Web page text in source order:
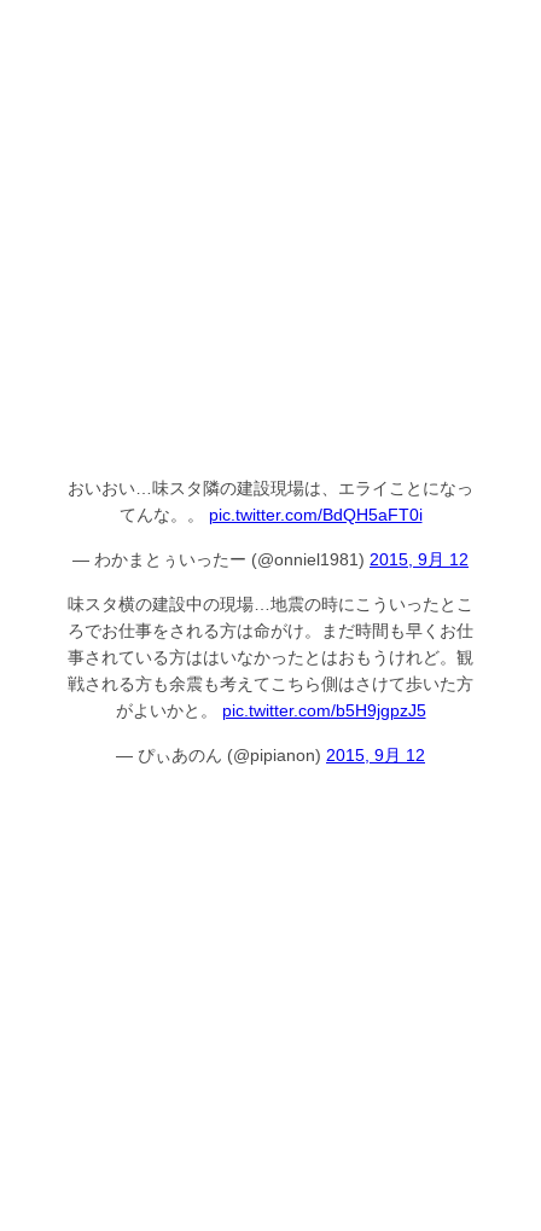
おいおい…味スタ隣の建設現場は、エライことになっ
てんな。。 pic.twitter.com/BdQH5aFT0i
— わかまとぅいったー (@onniel1981) 2015, 9月 12
味スタ横の建設中の現場…地震の時にこういったとこ
ろでお仕事をされる方は命がけ。まだ時間も早くお仕
事されている方ははいなかったとはおもうけれど。観
戦される方も余震も考えてこちら側はさけて歩いた方
がよいかと。 pic.twitter.com/b5H9jgpzJ5
— ぴぃあのん (@pipianon) 2015, 9月 12